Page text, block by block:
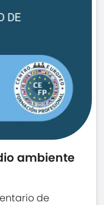
ambiente
de